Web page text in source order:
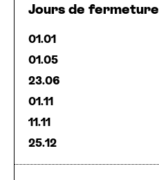
Jours de fermeture
01.01
01.05
23.06
01.11
11.11
25.12